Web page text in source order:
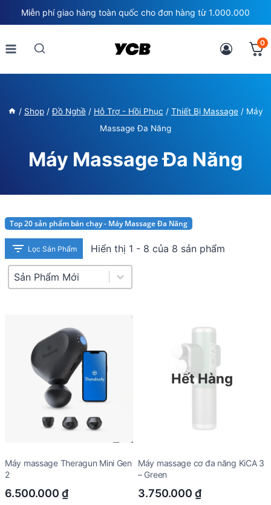
to
content
Miễn phí giao hàng toàn quốc cho đơn hàng từ 1.000.000
0
/ Shop / Đồ Nghề / Hỗ Trợ - Hồi Phục / Thiết Bị Massage / Máy
Massage Đa Năng
Máy Massage Đa Năng
Top 20 sản phẩm bán chạy - Máy Massage Đa Năng
Lọc Sản Phẩm Hiển thị 1 - 8 của 8 sản phẩm
Product Sort
Sort content
Máy massage Theragun Mini Gen
2
6.500.000 ₫
Hết Hàng
Máy massage cơ đa năng KiCA 3
– Green
3.750.000 ₫